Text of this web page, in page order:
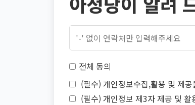
전체 동의
(필수) 개인정보수집,활용 및 제
(필수) 개인정보 제3자 제공 및